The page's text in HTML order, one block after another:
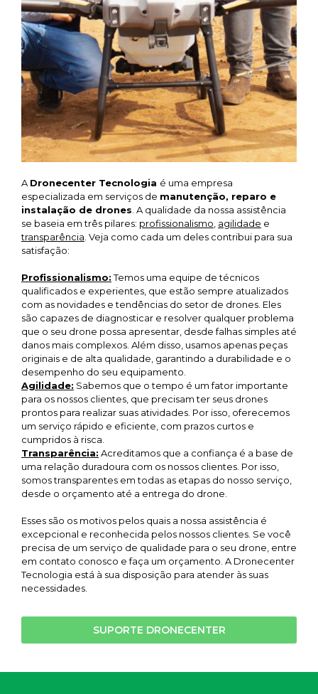
A Dronecenter Tecnologia é uma empresa
especializada em serviços de manutenção, reparo e
instalação de drones . A qualidade da nossa assistência
se baseia em três pilares: profissionalismo agilidade e
transparência . Veja como cada um deles contribui para sua
satisfação:
Profissionalismo:Temos uma equipe de técnicos
qualificados e experientes, que estão sempre atualizados
com as novidades e tendências do setor de drones. Eles
são capazes de diagnosticar e resolver qualquer problema
que o seu drone possa apresentar, desde falhas simples até
danos mais complexos. Além disso, usamos apenas peças
originais e de alta qualidade, garantindo a durabilidade e o
desempenho do seu equipamento.
Agilidade: Sabemos que o tempo é um fator importante
para os nossos clientes, que precisam ter seus drones
prontos para realizar suas atividades. Por isso, oferecemos
um serviço rápido e eficiente, com prazos curtos e
cumpridos à risca.
Transparência: Acreditamos que a confiança é a base de
uma relação duradoura com os nossos clientes. Por isso,
somos transparentes em todas as etapas do nosso serviço,
desde o orçamento até a entrega do drone.
Esses são os motivos pelos quais a nossa assistência é
excepcional e reconhecida pelos nossos clientes. Se você
precisa de um serviço de qualidade para o seu drone, entre
em contato conosco e faça um orçamento. A Dronecenter
Tecnologia está à sua disposição para atender às suas
necessidades.
SUPORTE DRONECENTER